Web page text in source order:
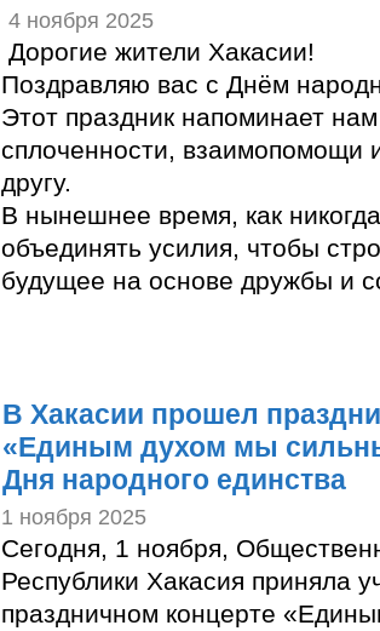
4 ноября 2025
Дорогие жители Хакасии!
Поздравляю вас с Днём
Этот праздник напоминает
сплоченности, взаимопомощи
другу.
В нынешнее время, как
объединять усилия, чтобы
будущее на основе дружбы и
В Хакасии прошел
«Единым духом мы
Дня народного единства
1 ноября 2025
Сегодня, 1 ноября,
Республики Хакасия приняла
праздничном концерте